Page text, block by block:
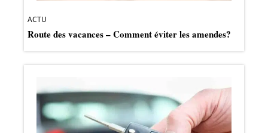
ACTU
Route des vacances – Comment éviter les amendes?